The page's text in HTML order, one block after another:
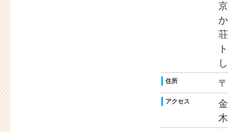
住所
アクセス